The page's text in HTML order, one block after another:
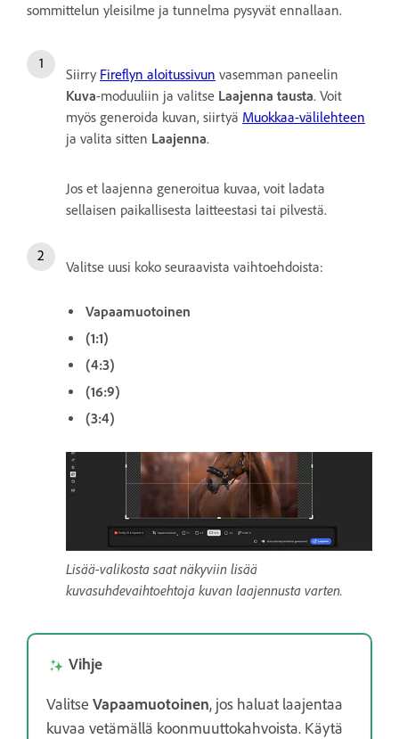
sommittelun yleisilme ja tunnelma pysyvät ennallaan.
Siirry Fireflyn aloitussivun vasemman paneelin
Kuva-moduuliin ja valitse Laajenna tausta. Voit
myös generoida kuvan, siirtyä Muokkaa-välilehteen
ja valita sitten Laajenna.
Jos et laajenna generoitua kuvaa, voit ladata
sellaisen paikallisesta laitteestasi tai pilvestä.
Valitse uusi koko seuraavista vaihtoehdoista:
Vapaamuotoinen
(1:1)
(4:3)
(16:9)
(3:4)
Lisää-valikosta saat näkyviin lisää
kuvasuhdevaihtoehtoja kuvan laajennusta varten.
Vihje
Valitse Vapaamuotoinen, jos haluat laajentaa
kuvaa vetämällä koonmuuttokahvoista. Käytä